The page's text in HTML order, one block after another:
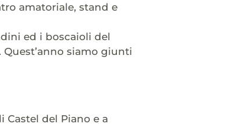
amatoriale, stand e
ed i boscaioli del
siamo giunti
Castel del Piano e a